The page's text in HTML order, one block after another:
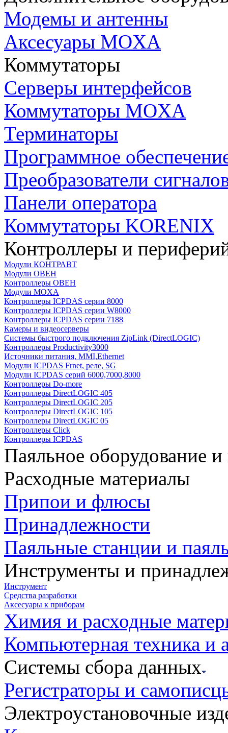
Модемы и антенны
Аксесуары MOXA
Коммутаторы
Серверы интерфейсов
Коммутаторы MOXA
Терминаторы
Программное
Преобразователи
Панели оператора
Коммутаторы KORENIX
Контроллеры и
Модули КОНТРАВТ
Модули ОВЕН
Контроллеры ОВЕН
Модули MOXA
Контроллеры ICPDAS серии 8000
Контроллеры ICPDAS серии W8000
Контроллеры ICPDAS серии 7188
Камеры и видеосерверы
Системы быстрого подключения ZipLink (DirectLOGIC)
Контроллеры Productivity3000
Источники питания, MMI,Ethernet
Модули ICPDAS Frnet, реле, SG
Модули ICPDAS серий 6000,7000,8000
Контроллеры Do-more
Контроллеры DirectLOGIC 405
Контроллеры DirectLOGIC 205
Контроллеры DirectLOGIC 105
Контроллеры DirectLOGIC 05
Контроллеры Click
Контроллеры ICPDAS
Паяльное оборудование
Расходные материалы
Припои и флюсы
Принадлежности
Паяльные станции и
Инструменты и
Инструмент
Средства разработки
Аксесуары к приборам
Химия и расходные
Компьютерная техника и
Системы сбора данных
Регистраторы и
Электроустановочные